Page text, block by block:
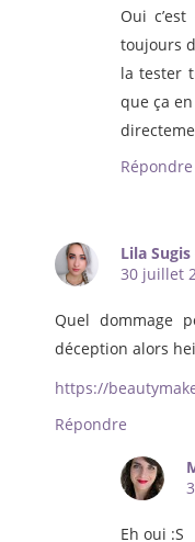
Oui
toujours
la tester
que ça
Répondre
Lila Sugis
30 juillet
Quel dommage
déception alors
https://
Répondre
Eh oui :S